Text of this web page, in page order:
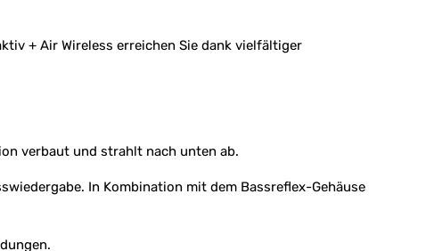
+ Air Wireless erreichen Sie dank vielfältiger
verbaut und strahlt nach unten ab.
In Kombination mit dem Bassreflex-Gehäuse